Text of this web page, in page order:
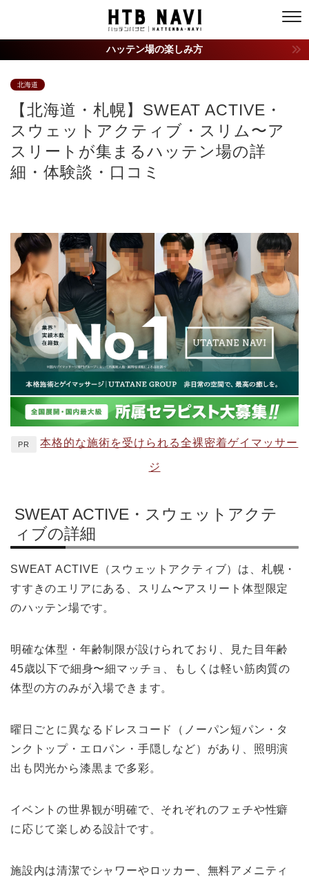
ハッテン場の楽しみ方
北海道
【北海道・札幌】SWEAT ACTIVE・
スウェットアクティブ・スリム〜ア
スリートが集まるハッテン場の詳
細・体験談・口コミ
PR 本格的な施術を受けられる全裸密着ゲイマッサー
ジ
SWEAT ACTIVE・スウェットアクテ
ィブの詳細
SWEAT ACTIVE（スウェットアクティブ）は、札幌・
すすきのエリアにある、スリム〜アスリート体型限定
のハッテン場です。
明確な体型・年齢制限が設けられており、見た目年齢
45歳以下で細身〜細マッチョ、もしくは軽い筋肉質の
体型の方のみが入場できます。
曜日ごとに異なるドレスコード（ノーパン短パン・タ
ンクトップ・エロパン・手隠しなど）があり、照明演
出も閃光から漆黒まで多彩。
イベントの世界観が明確で、それぞれのフェチや性癖
に応じて楽しめる設計です。
施設内は清潔でシャワーやロッカー、無料アメニティ